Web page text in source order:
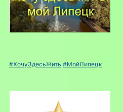
#ХочуЗдесьЖить #МойЛипецк